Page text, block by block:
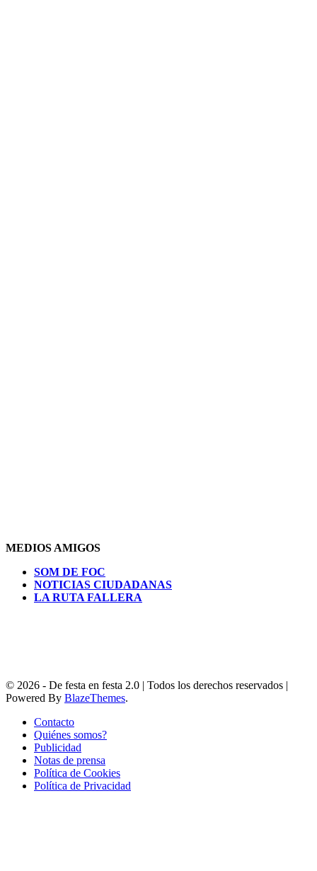
MEDIOS AMIGOS
SOM DE FOC
NOTICIAS CIUDADANAS
LA RUTA FALLERA
© 2026 - De festa en festa 2.0 | Todos los derechos reservados |
Powered By BlazeThemes.
Contacto
Quiénes somos?
Publicidad
Notas de prensa
Política de Cookies
Política de Privacidad